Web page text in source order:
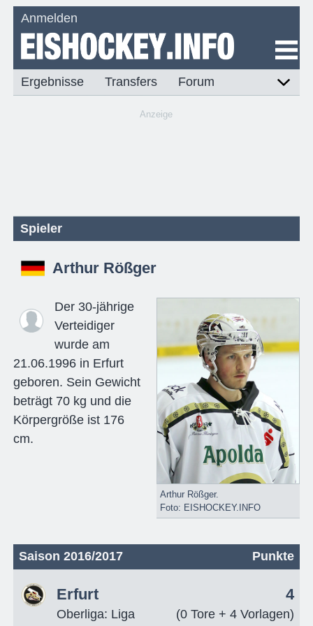
Anmelden
Ergebnisse Transfers Forum
Anzeige
Spieler
Arthur Rößger
Arthur Rößger.
Foto: EISHOCKEY.INFO
Der 30-jährige
Verteidiger
wurde am
21.06.1996 in Erfurt
geboren. Sein Gewicht
beträgt 70 kg und die
Körpergröße ist 176
cm.
Saison 2016/2017 Punkte
Erfurt
Oberliga: Liga
4
(0 Tore + 4 Vorlagen)